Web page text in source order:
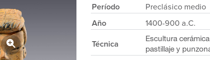
Período
Preclásico medio
Año
1400-900 a.C.
Técnica
Escultura
pastillaje y